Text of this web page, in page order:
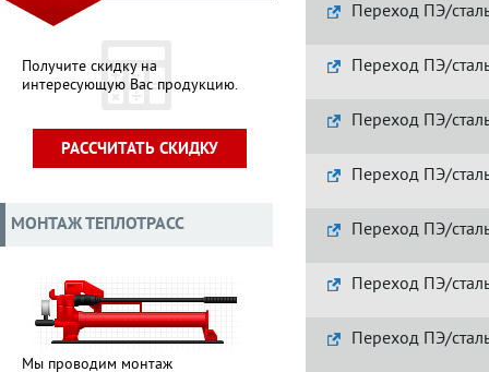
Переход ПЭ/
Переход ПЭ/
Переход ПЭ/
Переход ПЭ/
Переход ПЭ/
Переход ПЭ/
Переход ПЭ/
Получите скидку на
интересующую Вас продукцию.
РАССЧИТАТЬ СКИДКУ
МОНТАЖ ТЕПЛОТРАСС
Мы проводим монтаж